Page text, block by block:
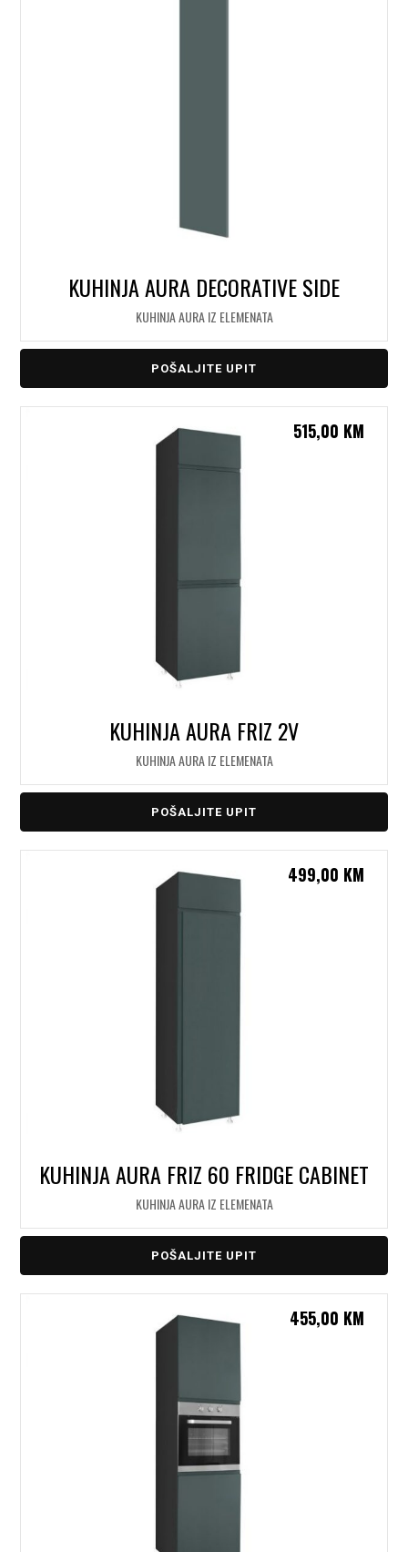
KUHINJA AURA DECORATIVE SIDE
KUHINJA AURA IZ ELEMENATA
POŠALJITE UPIT
KUHINJA AURA FRIZ 2V
KUHINJA AURA IZ ELEMENATA
515,00 KM
POŠALJITE UPIT
KUHINJA AURA FRIZ 60 FRIDGE CABINET
KUHINJA AURA IZ ELEMENATA
499,00 KM
POŠALJITE UPIT
455,00 KM